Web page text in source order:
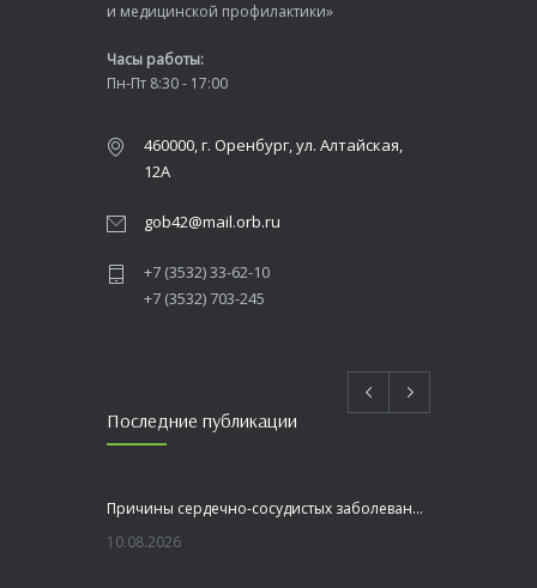
и медицинской профилактики»
Часы работы:
Пн-Пт 8:30 - 17:00
460000, г. Оренбург, ул. Алтайская,
12А
gob42@mail.orb.ru
+7 (3532) 33-62-10
+7 (3532) 703-245
Последние публикации
Причины сердечно-сосудистых заболеваний
10.08.2026